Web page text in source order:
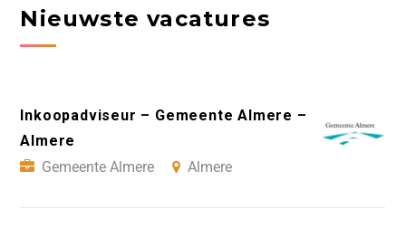
Nieuwste vacatures
Inkoopadviseur – Gemeente Almere –
Almere
Gemeente Almere
Almere